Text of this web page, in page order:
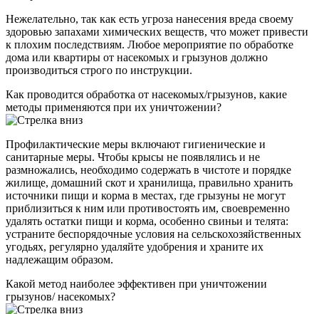
Нежелательно, так как есть угроза нанесения вреда своему
здоровью запахами химических веществ, что может привести
к плохим последствиям. Любое мероприятие по обработке
дома или квартиры от насекомых и грызунов должно
производиться строго по инструкции.
Как проводится обработка от насекомых/грызунов, какие
методы применяются при их уничтожении?
Профилактические меры включают гигиенические и
санитарные меры. Чтобы крысы не появлялись и не
размножались, необходимо содержать в чистоте и порядке
жилище, домашний скот и хранилища, правильно хранить
источники пищи и корма в местах, где грызуны не могут
приблизиться к ним или противостоять им, своевременно
удалять остатки пищи и корма, особенно свиньи и телята:
устраните беспорядочные условия на сельскохозяйственных
угодьях, регулярно удаляйте удобрения и храните их
надлежащим образом.
Какой метод наиболее эффективен при уничтожении
грызунов/ насекомых?